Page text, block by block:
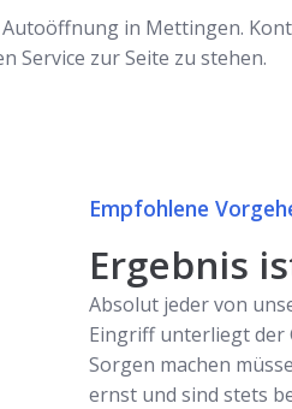
in Mettingen.
Service zur Seite zu stehen.
Empfohlene
Ergebnis
Absolut jeder von
Eingriff unterliegt der
Sorgen machen
ernst und sind stets